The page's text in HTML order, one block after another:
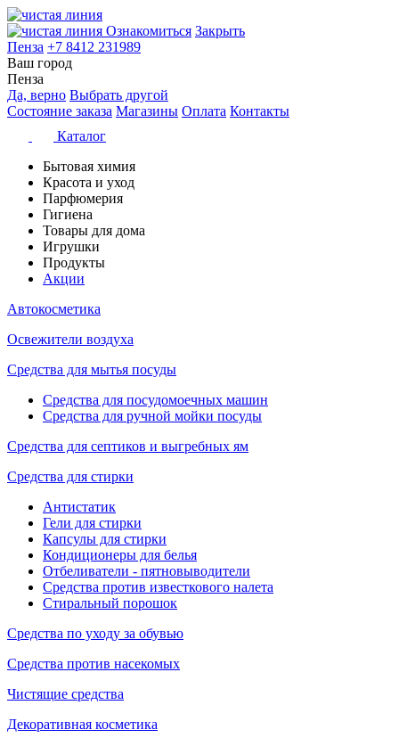
Ознакомиться Закрыть
Пенза +7 8412 231989
Ваш город
Пенза
Да, верно Выбрать другой
Состояние заказа Магазины Оплата Контакты
Каталог
Бытовая химия
Красота и уход
Парфюмерия
Гигиена
Товары для дома
Игрушки
Продукты
Акции
Автокосметика
Освежители воздуха
Средства для мытья посуды
Средства для посудомоечных машин
Средства для ручной мойки посуды
Средства для септиков и выгребных ям
Средства для стирки
Антистатик
Гели для стирки
Капсулы для стирки
Кондиционеры для белья
Отбеливатели - пятновыводители
Средства против известкового налета
Стиральный порошок
Средства по уходу за обувью
Средства против насекомых
Чистящие средства
Декоративная косметика